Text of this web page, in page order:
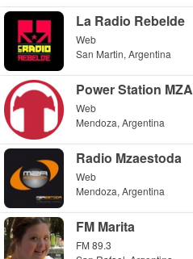
La Radio Rebelde
Web
San Martin, Argentina
Power Station MZA
Web
Mendoza, Argentina
Radio Mzaestoda
Web
Mendoza, Argentina
FM Marita
FM 89.3